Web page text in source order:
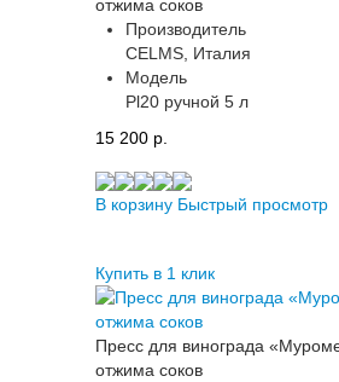
отжима соков
Производитель
CELMS, Италия
Модель
Pl20 ручной 5 л
15 200 p.
В корзину Быстрый просмотр
Купить в 1 клик
Пресс для винограда
отжима соков